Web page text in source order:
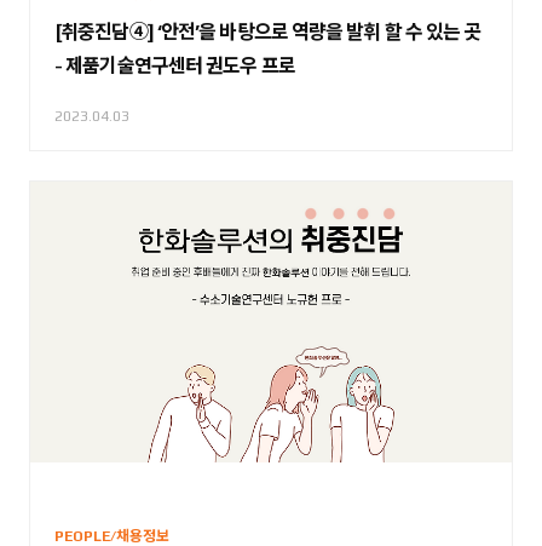
[취중진담④] ‘안전’을 바탕으로 역량을 발휘 할 수 있는 곳
- 제품기술연구센터 권도우 프로
2023.04.03
PEOPLE/채용정보